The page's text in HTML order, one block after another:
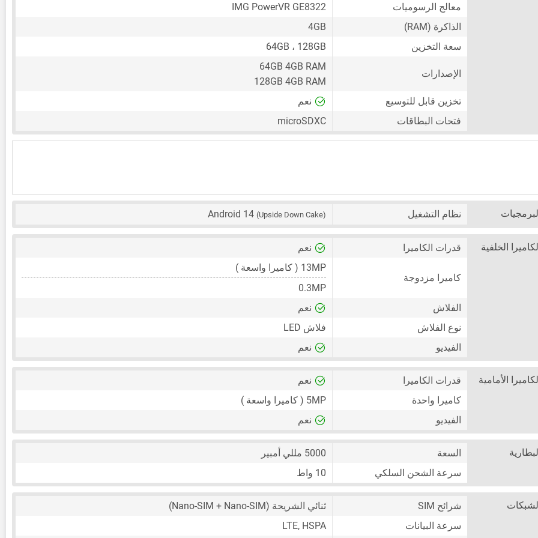
معالج الرسوميات
IMG PowerVR GE8322
الذاكرة (RAM)
4GB
سعة التخزين
64GB ، 128GB
الإصدارات
64GB 4GB RAM
128GB 4GB RAM
تخزين قابل للتوسيع
نعم
فتحات البطاقات
microSDXC
نظام التشغيل Android 14 (Upside Down Cake)
الخلفية قدرات الكاميرا نعم
كاميرا مزدوجة
13MP ( كاميرا واسعة )
0.3MP
الفلاش
نعم
نوع الفلاش
فلاش LED
الفيديو
نعم
الأمامية قدرات الكاميرا
نعم
كاميرا واحدة
5MP ( كاميرا واسعة )
الفيديو
نعم
السعة
5000 مللي أمبير
سرعة الشحن السلكي
10 واط
شرائح SIM ثنائي الشريحة (Nano-SIM + Nano-SIM)
سرعة البيانات
LTE, HSPA